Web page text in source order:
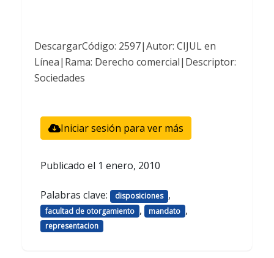
DescargarCódigo: 2597|Autor: CIJUL en
Línea|Rama: Derecho comercial|Descriptor:
Sociedades
Iniciar sesión para ver más
Publicado el 1 enero, 2010
Palabras clave: disposiciones ,
facultad de otorgamiento , mandato ,
representacion